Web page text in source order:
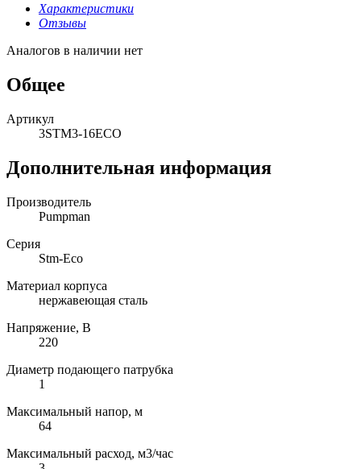
Характеристики
Отзывы
Аналогов в наличии нет
Общее
Артикул
3STM3-16ECO
Дополнительная информация
Производитель
Pumpman
Серия
Stm-Eco
Материал корпуса
нержавеющая сталь
Напряжение, В
220
Диаметр подающего патрубка
1
Максимальный напор, м
64
Максимальный расход, м3/час